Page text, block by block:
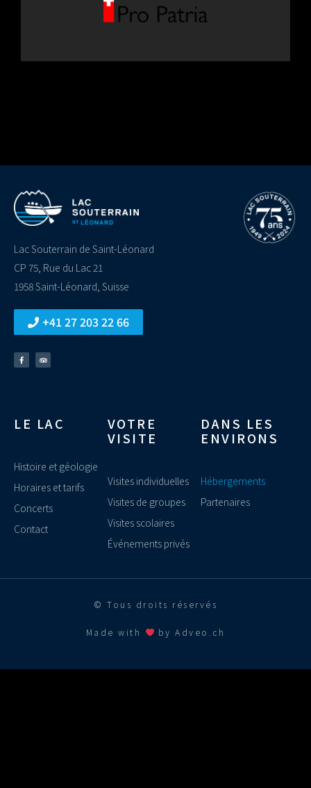
Lac Souterrain de Saint-Léonard
CP 75, Rue du Lac 21
1958 Saint-Léonard, Suisse
+41 27 203 22 66
LE LAC
Histoire et géologie
Horaires et tarifs
Concerts
Contact
VOTRE
VISITE
Visites individuelles
Visites de groupes
Visites scolaires
Événements privés
DANS LES
ENVIRONS
Hébergements
Partenaires
© Tous droits réservés
Made with by Adveo.ch